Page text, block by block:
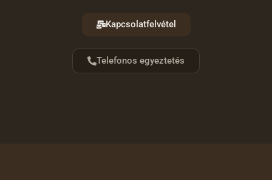
Kapcsolatfelvétel
Telefonos egyeztetés